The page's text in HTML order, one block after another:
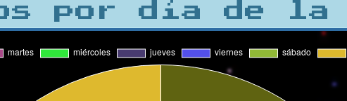
por día de la